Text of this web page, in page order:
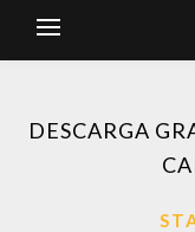
DESCARGA